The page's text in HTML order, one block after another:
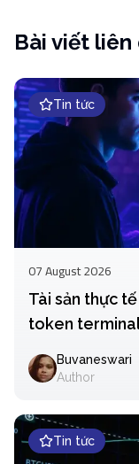
Bài viết liên
Tin tức
07 August 2026
Tài sản thực
token
Buvaneswari
Author
Tin tức